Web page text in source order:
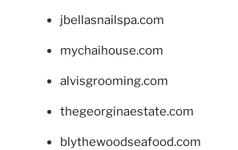
jbellasnailspa.com
mychaihouse.com
alvisgrooming.com
thegeorginaestate.com
blythewoodseafood.com